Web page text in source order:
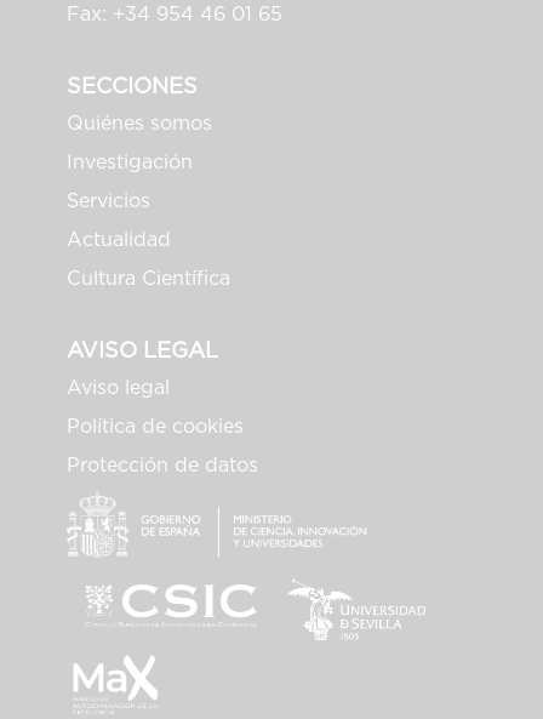
Fax: +34 954 46 01 65
SECCIONES
Quiénes somos
Investigación
Servicios
Actualidad
Cultura Científica
AVISO LEGAL
Aviso legal
Política de cookies
Protección de datos